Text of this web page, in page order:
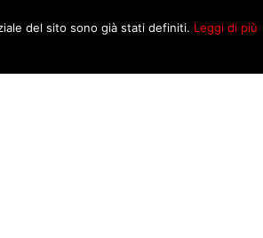
del sito sono già stati definiti. Leggi di più